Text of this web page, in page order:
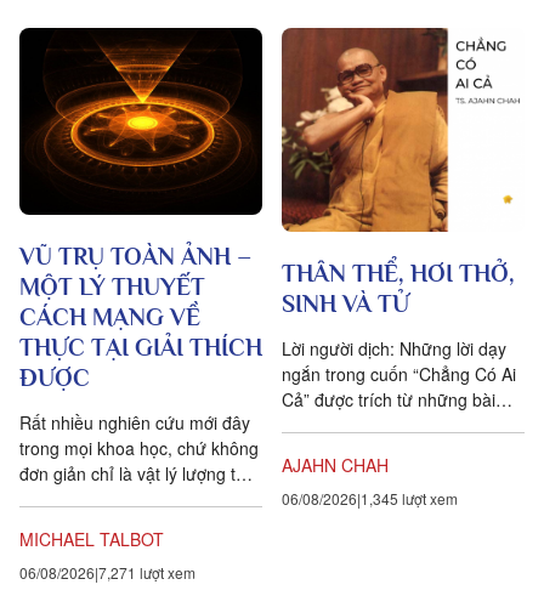
VŨ TRỤ TOÀN ẢNH –
MỘT LÝ THUYẾT
CÁCH MẠNG VỀ
THỰC TẠI GIẢI THÍCH
ĐƯỢC
Rất nhiều nghiên cứu mới đây
trong mọi khoa học, chứ không
đơn giản chỉ là vật lý lượng tử,
chúng ta tưởng. Một câu
chuyện khoa học đang xuất
MICHAEL TALBOT
06/08/2026 7,271 lượt xem
THÂN THỂ, HƠI THỞ,
SINH VÀ TỬ
Lời người dịch: Những lời dạy
ngắn trong cuốn “Chẳng Có Ai
Cả” được trích từ những bài
AJAHN CHAH
06/08/2026 1,345 lượt xem